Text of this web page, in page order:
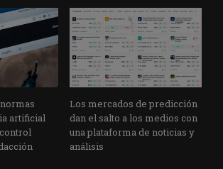
artificial
Los mercados de predicción
dan el salto a los medios con
una plataforma de noticias y
análisis